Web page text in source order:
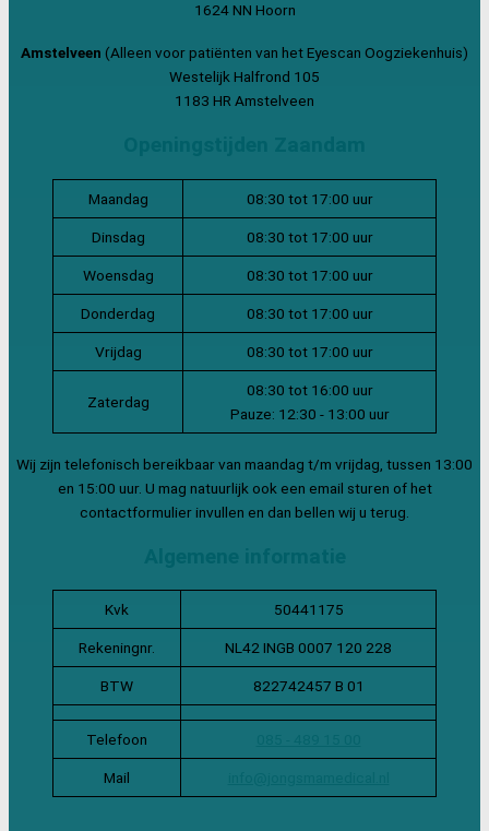
1624 NN Hoorn
Amstelveen (Alleen voor patiënten van het Eyescan Oogziekenhuis)
Westelijk Halfrond 105
1183 HR Amstelveen
Maandag 08:30 tot 17:00 uur
Dinsdag 08:30 tot 17:00 uur
Woensdag 08:30 tot 17:00 uur
Donderdag 08:30 tot 17:00 uur
Vrijdag 08:30 tot 17:00 uur
Zaterdag
08:30 tot 16:00 uur
Pauze: 12:30 - 13:00 uur
Wij zijn telefonisch bereikbaar van maandag t/m vrijdag, tussen 13:00
en 15:00 uur. U mag natuurlijk ook een email sturen of het
contactformulier invullen en dan bellen wij u terug.
Kvk 50441175
Rekeningnr. NL42 INGB 0007 120 228
BTW 822742457 B 01
Telefoon
Mail